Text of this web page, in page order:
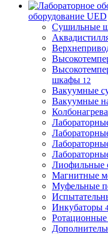
оборудование UED
Сушильные
шкафы 12
Вакуумные
Вакуумные
Лиофильные
Магнитные
Муфельные
Инкубаторы
Ротационные